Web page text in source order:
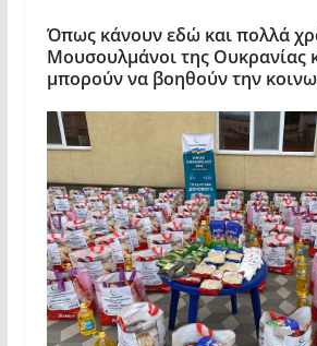
Όπως κάνουν εδώ και πολλά
Μουσουλμάνοι της Ουκρανίας
μπορούν να βοηθούν την